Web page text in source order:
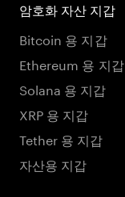
암호화 자산 지갑
Bitcoin 용 지갑
Ethereum 용 지갑
Solana 용 지갑
XRP 용 지갑
Tether 용 지갑
자산용 지갑